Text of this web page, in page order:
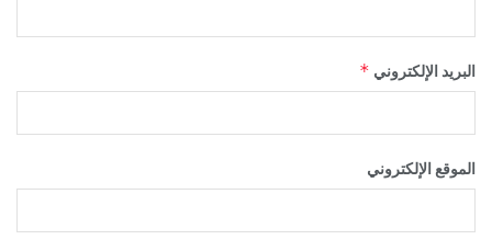
البريد الإلكتروني *
الموقع الإلكتروني